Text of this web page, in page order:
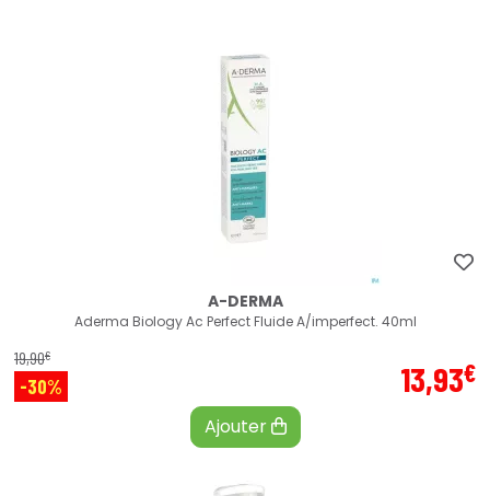
A-DERMA
Aderma Biology Ac Perfect Fluide A/imperfect. 40ml
19,90€
-30% 13,93€
Ajouter